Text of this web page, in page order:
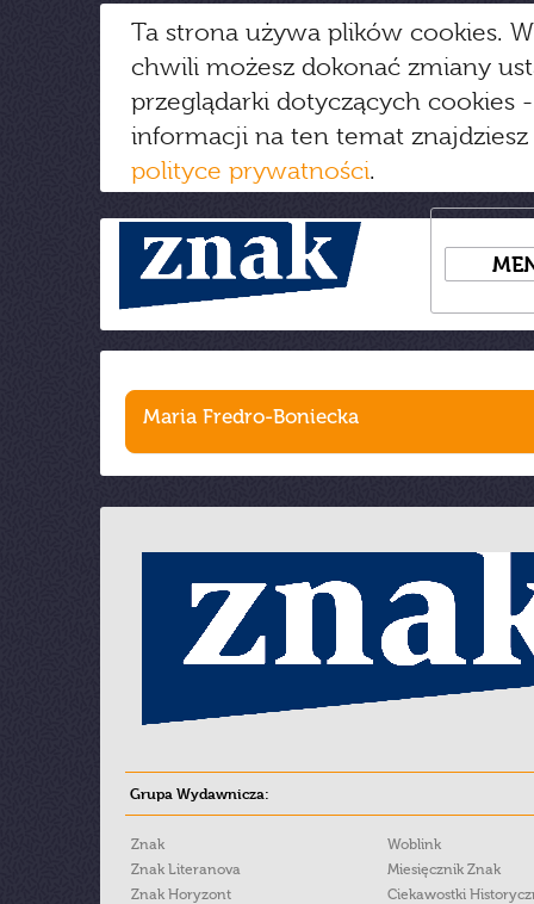
Ta strona używa plików cookies.
chwili możesz dokonać zmiany
przeglądarki dotyczących cookies
informacji na ten temat
polityce prywatności.
Maria Fredro-Boniecka
Grupa Wydawnicza:
Znak
Znak Literanova
Znak Horyzont
Woblink
Miesięcznik Znak
Ciekawostki